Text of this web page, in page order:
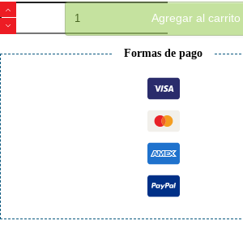
Ruedas
Roll
Line
57mm
cantidad
Agregar al carrito
Formas de pago